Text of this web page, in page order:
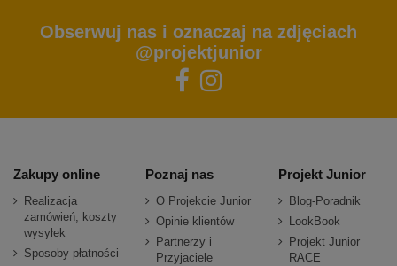
Obserwuj nas i oznaczaj na zdjęciach
@projektjunior
Zakupy online
Realizacja
zamówień, koszty
wysyłek
Sposoby płatności
Poznaj nas
O Projekcie Junior
Opinie klientów
Partnerzy i
Przyjaciele
Projekt Junior
Blog-Poradnik
LookBook
Projekt Junior
RACE